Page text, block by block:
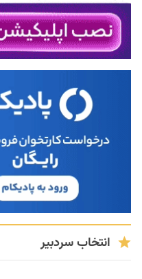
انتخاب سردبیر